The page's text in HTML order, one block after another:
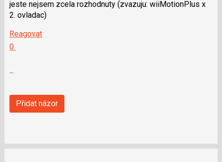
a
P
pro
předchozí
jeste nejsem zcela rozhodnuty (zvazuju: wiiMotionPlus x
2. ovladac)
Reagovat
0
SPAM
Přidat názor